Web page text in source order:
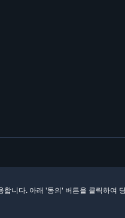
니다. 아래 '동의' 버튼을 클릭하여